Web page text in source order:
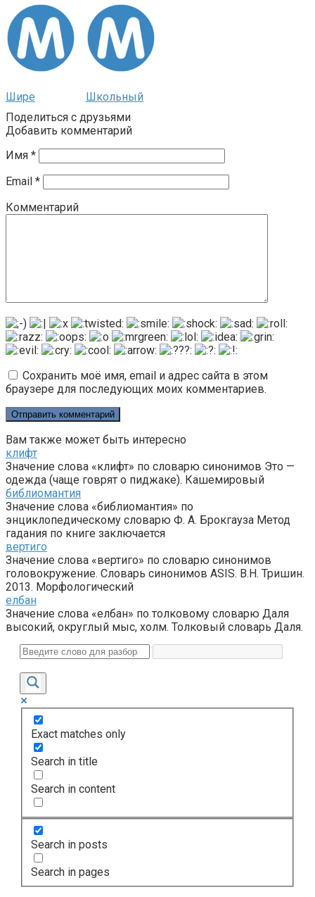
Шире
Школьный
Поделиться с друзьями
Добавить комментарий
Имя *
Email *
Комментарий
Сохранить моё имя, email и адрес сайта в этом
браузере для последующих моих комментариев.
Вам также может быть интересно
клифт
Значение слова «клифт» по словарю синонимов Это —
одежда (чаще говрят о пиджаке). Кашемировый
библиомантия
Значение слова «библиомантия» по
энциклопедическому словарю Ф. А. Брокгауза Метод
гадания по книге заключается
вертиго
Значение слова «вертиго» по словарю синонимов
головокружение. Словарь синонимов ASIS. В.Н. Тришин.
2013. Морфологический
елбан
Значение слова «елбан» по толковому словарю Даля
высокий, округлый мыс, холм. Толковый словарь Даля.
Exact matches only
Search in title
Search in content
Search in posts
Search in pages